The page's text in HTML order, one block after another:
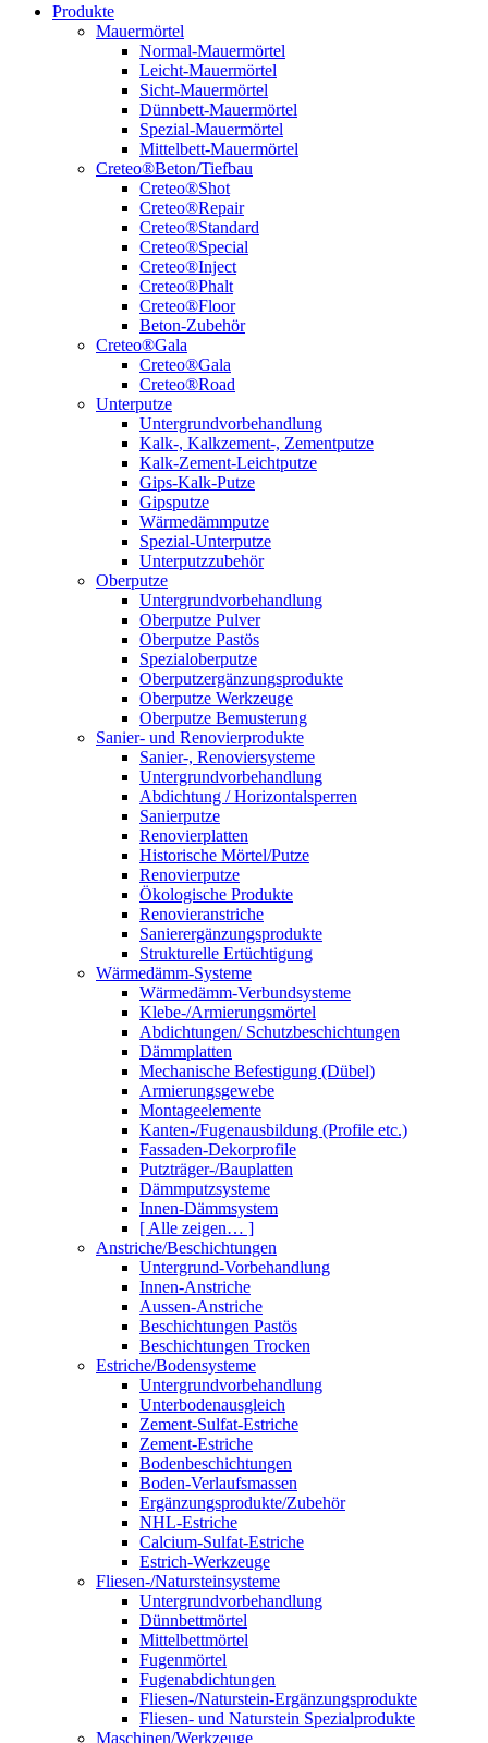
Produkte
Mauermörtel
Normal-Mauermörtel
Leicht-Mauermörtel
Sicht-Mauermörtel
Dünnbett-Mauermörtel
Spezial-Mauermörtel
Mittelbett-Mauermörtel
Creteo®Beton/Tiefbau
Creteo®Shot
Creteo®Repair
Creteo®Standard
Creteo®Special
Creteo®Inject
Creteo®Phalt
Creteo®Floor
Beton-Zubehör
Creteo®Gala
Creteo®Gala
Creteo®Road
Unterputze
Untergrundvorbehandlung
Kalk-, Kalkzement-, Zementputze
Kalk-Zement-Leichtputze
Gips-Kalk-Putze
Gipsputze
Wärmedämmputze
Spezial-Unterputze
Unterputzzubehör
Oberputze
Untergrundvorbehandlung
Oberputze Pulver
Oberputze Pastös
Spezialoberputze
Oberputzergänzungsprodukte
Oberputze Werkzeuge
Oberputze Bemusterung
Sanier- und Renovierprodukte
Sanier-, Renoviersysteme
Untergrundvorbehandlung
Abdichtung / Horizontalsperren
Sanierputze
Renovierplatten
Historische Mörtel/Putze
Renovierputze
Ökologische Produkte
Renovieranstriche
Sanierergänzungsprodukte
Strukturelle Ertüchtigung
Wärmedämm-Systeme
Wärmedämm-Verbundsysteme
Klebe-/Armierungsmörtel
Abdichtungen/ Schutzbeschichtungen
Dämmplatten
Mechanische Befestigung (Dübel)
Armierungsgewebe
Montageelemente
Kanten-/Fugenausbildung (Profile etc.)
Fassaden-Dekorprofile
Putzträger-/Bauplatten
Dämmputzsysteme
Innen-Dämmsystem
[ Alle zeigen… ]
Anstriche/Beschichtungen
Untergrund-Vorbehandlung
Innen-Anstriche
Aussen-Anstriche
Beschichtungen Pastös
Beschichtungen Trocken
Estriche/Bodensysteme
Untergrundvorbehandlung
Unterbodenausgleich
Zement-Sulfat-Estriche
Zement-Estriche
Bodenbeschichtungen
Boden-Verlaufsmassen
Ergänzungsprodukte/Zubehör
NHL-Estriche
Calcium-Sulfat-Estriche
Estrich-Werkzeuge
Fliesen-/Natursteinsysteme
Untergrundvorbehandlung
Dünnbettmörtel
Mittelbettmörtel
Fugenmörtel
Fugenabdichtungen
Fliesen-/Naturstein-Ergänzungsprodukte
Fliesen- und Naturstein Spezialprodukte
Maschinen/Werkzeuge